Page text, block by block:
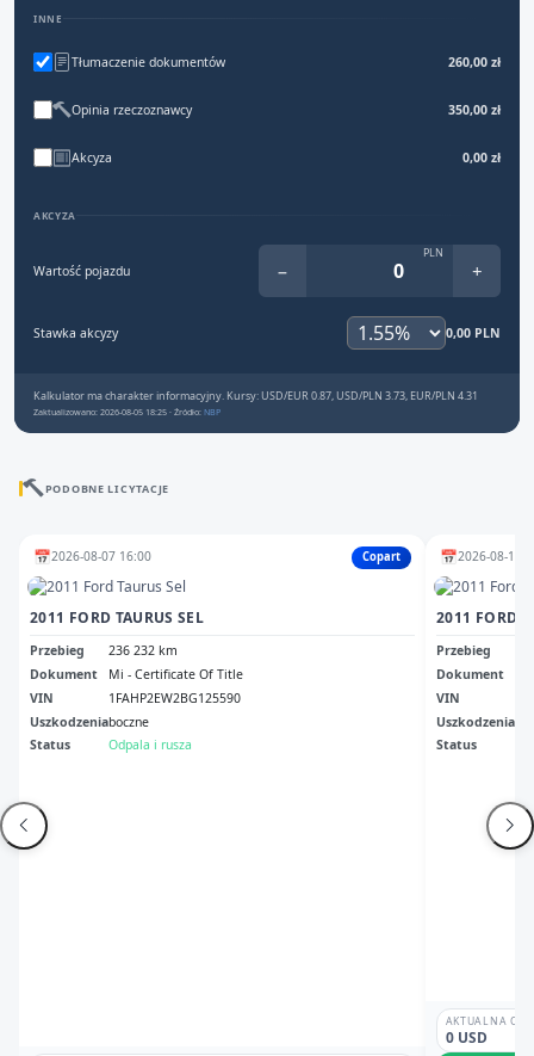
INNE
Tłumaczenie dokumentów 260,00 zł
Opinia rzeczoznawcy 350,00 zł
Akcyza 0,00 zł
AKCYZA
Wartość pojazdu −
PLN
+
Stawka akcyzy 0,00 PLN
Kalkulator ma charakter informacyjny. Kursy: USD/EUR 0.87, USD/PLN 3.73, EUR/PLN 4.31
Zaktualizowano: 2026-08-05 18:25 · Źródło: NBP
PODOBNE LICYTACJE
📅2026-08-07 16:00 Copart
2011 FORD TAURUS SEL
Przebieg
236 232 km
Dokument
Mi - Certificate Of Title
VIN
1FAHP2EW2BG125590
Uszkodzeniaboczne
Status
Odpala i rusza
📅2026-08-12
2011 FORD
Przebieg
Dokument
VIN
Uszkodzenia
Status
AKTUALNA
0 USD